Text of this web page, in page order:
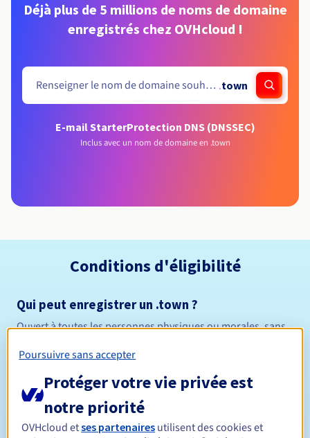
Déjà plus de 5 millions de noms de domaine
enregistrés chez OVHcloud !
.town
E-mail StarterProtection DNS (DNSSEC)
Inclus avec un nom de domaine en .town
Conditions d'éligibilité
Qui peut enregistrer un .town ?
Ouvert à toutes les personnes physiques ou morales, sans
Durée de réservation
Poursuivre sans accepter
Protéger votre vie privée est
notre priorité
OVHcloud etses partenaires utilisent des cookies et